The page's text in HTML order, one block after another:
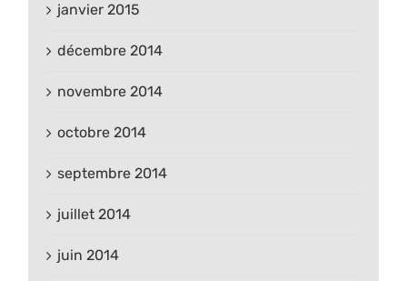
janvier 2015
décembre 2014
novembre 2014
octobre 2014
septembre 2014
juillet 2014
juin 2014